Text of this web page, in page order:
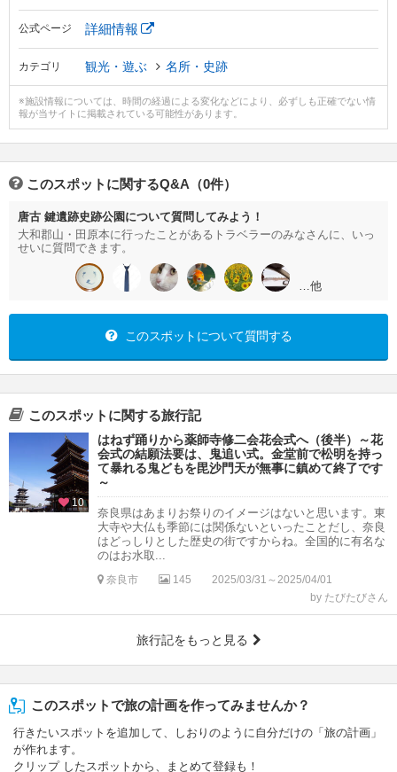
公式ページ 詳細情報
カテゴリ 観光・遊ぶ 名所・史跡
※施設情報については、時間の経過による変化などにより、必ずしも正確でない情
報が当サイトに掲載されている可能性があります。
このスポットに関するQ&A（0件）
唐古 鍵遺跡史跡公園について質問してみよう！
大和郡山・田原本に行ったことがあるトラベラーのみなさんに、いっ
せいに質問できます。
…他
このスポットについて質問する
このスポットに関する旅行記
10
はねず踊りから薬師寺修二会花会式へ（後半）～花
会式の結願法要は、鬼追い式。金堂前で松明を持っ
て暴れる鬼どもを毘沙門天が無事に鎮めて終了です
～
奈良県はあまりお祭りのイメージはないと思います。東
大寺や大仏も季節には関係ないといったことだし、奈良
はどっしりとした歴史の街ですからね。全国的に有名な
のはお水取...
奈良市 145
2025/03/31～2025/04/01
by たびたびさん
旅行記をもっと見る
このスポットで旅の計画を作ってみませんか？
行きたいスポットを追加して、しおりのように自分だけの「旅の計画」
が作れます。
クリップ したスポットから、まとめて登録も！